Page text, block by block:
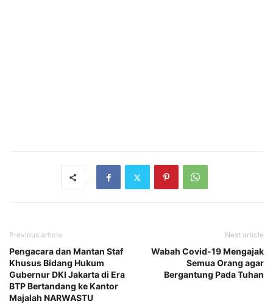
Previous article
Pengacara dan Mantan Staf
Khusus Bidang Hukum
Gubernur DKI Jakarta di Era
BTP Bertandang ke Kantor
Majalah NARWASTU
Next article
Wabah Covid-19 Mengajak
Semua Orang agar
Bergantung Pada Tuhan